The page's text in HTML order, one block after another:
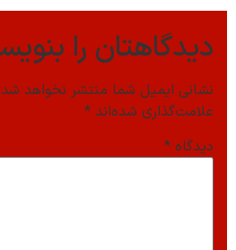
دیدگاهتان را
نشانی ایمیل شما منتشر نخواهد
علامت‌گذاری شده‌اند *
دیدگاه *